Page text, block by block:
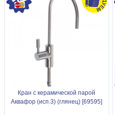
Кран с керамической парой
Аквафор (исп.3) (глянец) [69595]